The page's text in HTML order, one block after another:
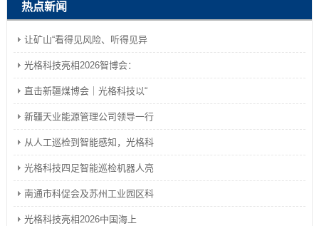
热点新闻
让矿山“看得见风险、听得见异
光格科技亮相2026智博会：
直击新疆煤博会｜光格科技以“
新疆天业能源管理公司领导一行
从人工巡检到智能感知，光格科
光格科技四足智能巡检机器人亮
南通市科促会及苏州工业园区科
光格科技亮相2026中国海上